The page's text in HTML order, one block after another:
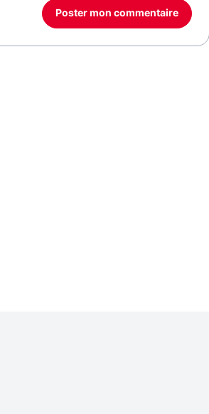
Poster mon commentaire